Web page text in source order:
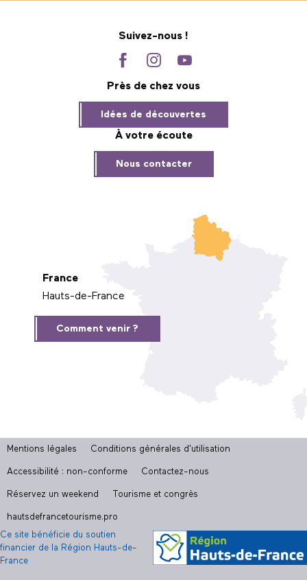
Suivez-nous !
Près de chez vous
Idées de découvertes
À votre écoute
Nous contacter
France
Hauts-de-France
Comment venir ?
Mentions légales Conditions générales d'utilisation
Accessibilité : non-conforme Contactez-nous
Réservez un weekend Tourisme et congrès
hautsdefrancetourisme.pro
Ce site bénéficie du soutien
financier de la Région Hauts-de-
France